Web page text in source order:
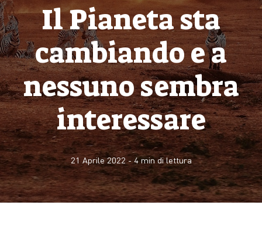
Il Pianeta sta
cambiando e a
nessuno sembra
interessare
21 Aprile 2022-4min di lettura